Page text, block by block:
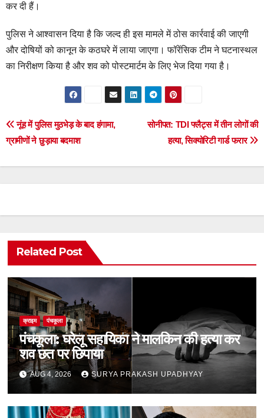
कर दी हैं।
पुलिस ने आश्वासन दिया है कि जल्द ही इस मामले में ठोस कार्रवाई की जाएगी
और दोषियों को कानून के कठघरे में लाया जाएगा। फॉरेंसिक टीम ने घटनास्थल
का निरीक्षण किया है और शव को पोस्टमार्टम के लिए भेज दिया गया है।
Post
navigation
सोनीपत: TDI फ्लैट्स में तीन लोगों की
हत्या, सिक्योरिटी गार्ड फरार
नूंह में पुलिस मुठभेड़ के बाद हंगामा,
ग्रामीणों ने छुड़ाया बदमाश
Related Post
क्राइम पंचकूला
पंचकूला: घरेलू सहायिका ने मालकिन की हत्या कर
शव छत पर छिपाया
AUG 4, 2026 SURYA PRAKASH UPADHYAY